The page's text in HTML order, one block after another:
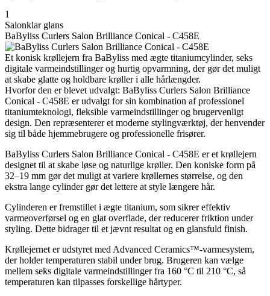
1
Salonklar glans
BaByliss Curlers Salon Brilliance Conical - C458E
Et konisk krøllejern fra BaByliss med ægte titaniumcylinder, seks
digitale varmeindstillinger og hurtig opvarmning, der gør det muligt
at skabe glatte og holdbare krøller i alle hårlængder.
Hvorfor den er blevet udvalgt: BaByliss Curlers Salon Brilliance
Conical - C458E er udvalgt for sin kombination af professionel
titaniumteknologi, fleksible varmeindstillinger og brugervenligt
design. Den repræsenterer et moderne stylingværktøj, der henvender
sig til både hjemmebrugere og professionelle frisører.
BaByliss Curlers Salon Brilliance Conical - C458E er et krøllejern
designet til at skabe løse og naturlige krøller. Den koniske form på
32–19 mm gør det muligt at variere krøllernes størrelse, og den
ekstra lange cylinder gør det lettere at style længere hår.
Cylinderen er fremstillet i ægte titanium, som sikrer effektiv
varmeoverførsel og en glat overflade, der reducerer friktion under
styling. Dette bidrager til et jævnt resultat og en glansfuld finish.
Krøllejernet er udstyret med Advanced Ceramics™-varmesystem,
der holder temperaturen stabil under brug. Brugeren kan vælge
mellem seks digitale varmeindstillinger fra 160 °C til 210 °C, så
temperaturen kan tilpasses forskellige hårtyper.